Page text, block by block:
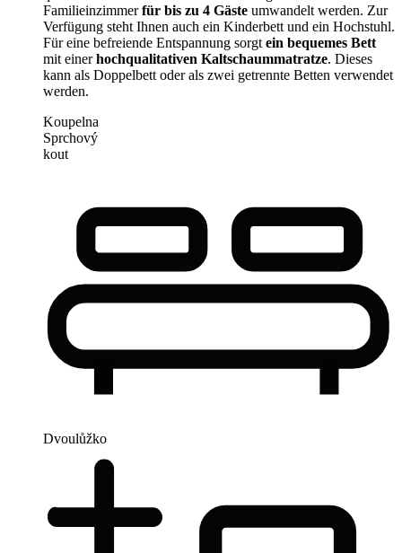
Familieinzimmerfür bis zu 4 Gäste umwandelt werden. Zur
Verfügung steht Ihnen auch ein Kinderbett und ein Hochstuhl.
Für eine befreiende Entspannung sorgt ein bequemes Bett
mit einerhochqualitativen Kaltschaummatratze. Dieses
kann als Doppelbett oder als zwei getrennte Betten verwendet
werden.
Koupelna
Sprchový
kout
Dvoulůžko